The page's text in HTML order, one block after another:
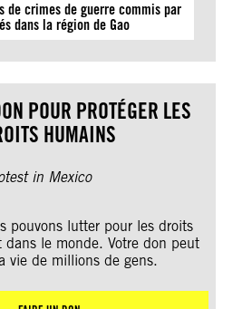
de crimes de guerre commis par
dans la région de Gao
POUR PROTÉGER LES
HUMAINS
pouvons lutter pour les droits
dans le monde. Votre don peut
vie de millions de gens.